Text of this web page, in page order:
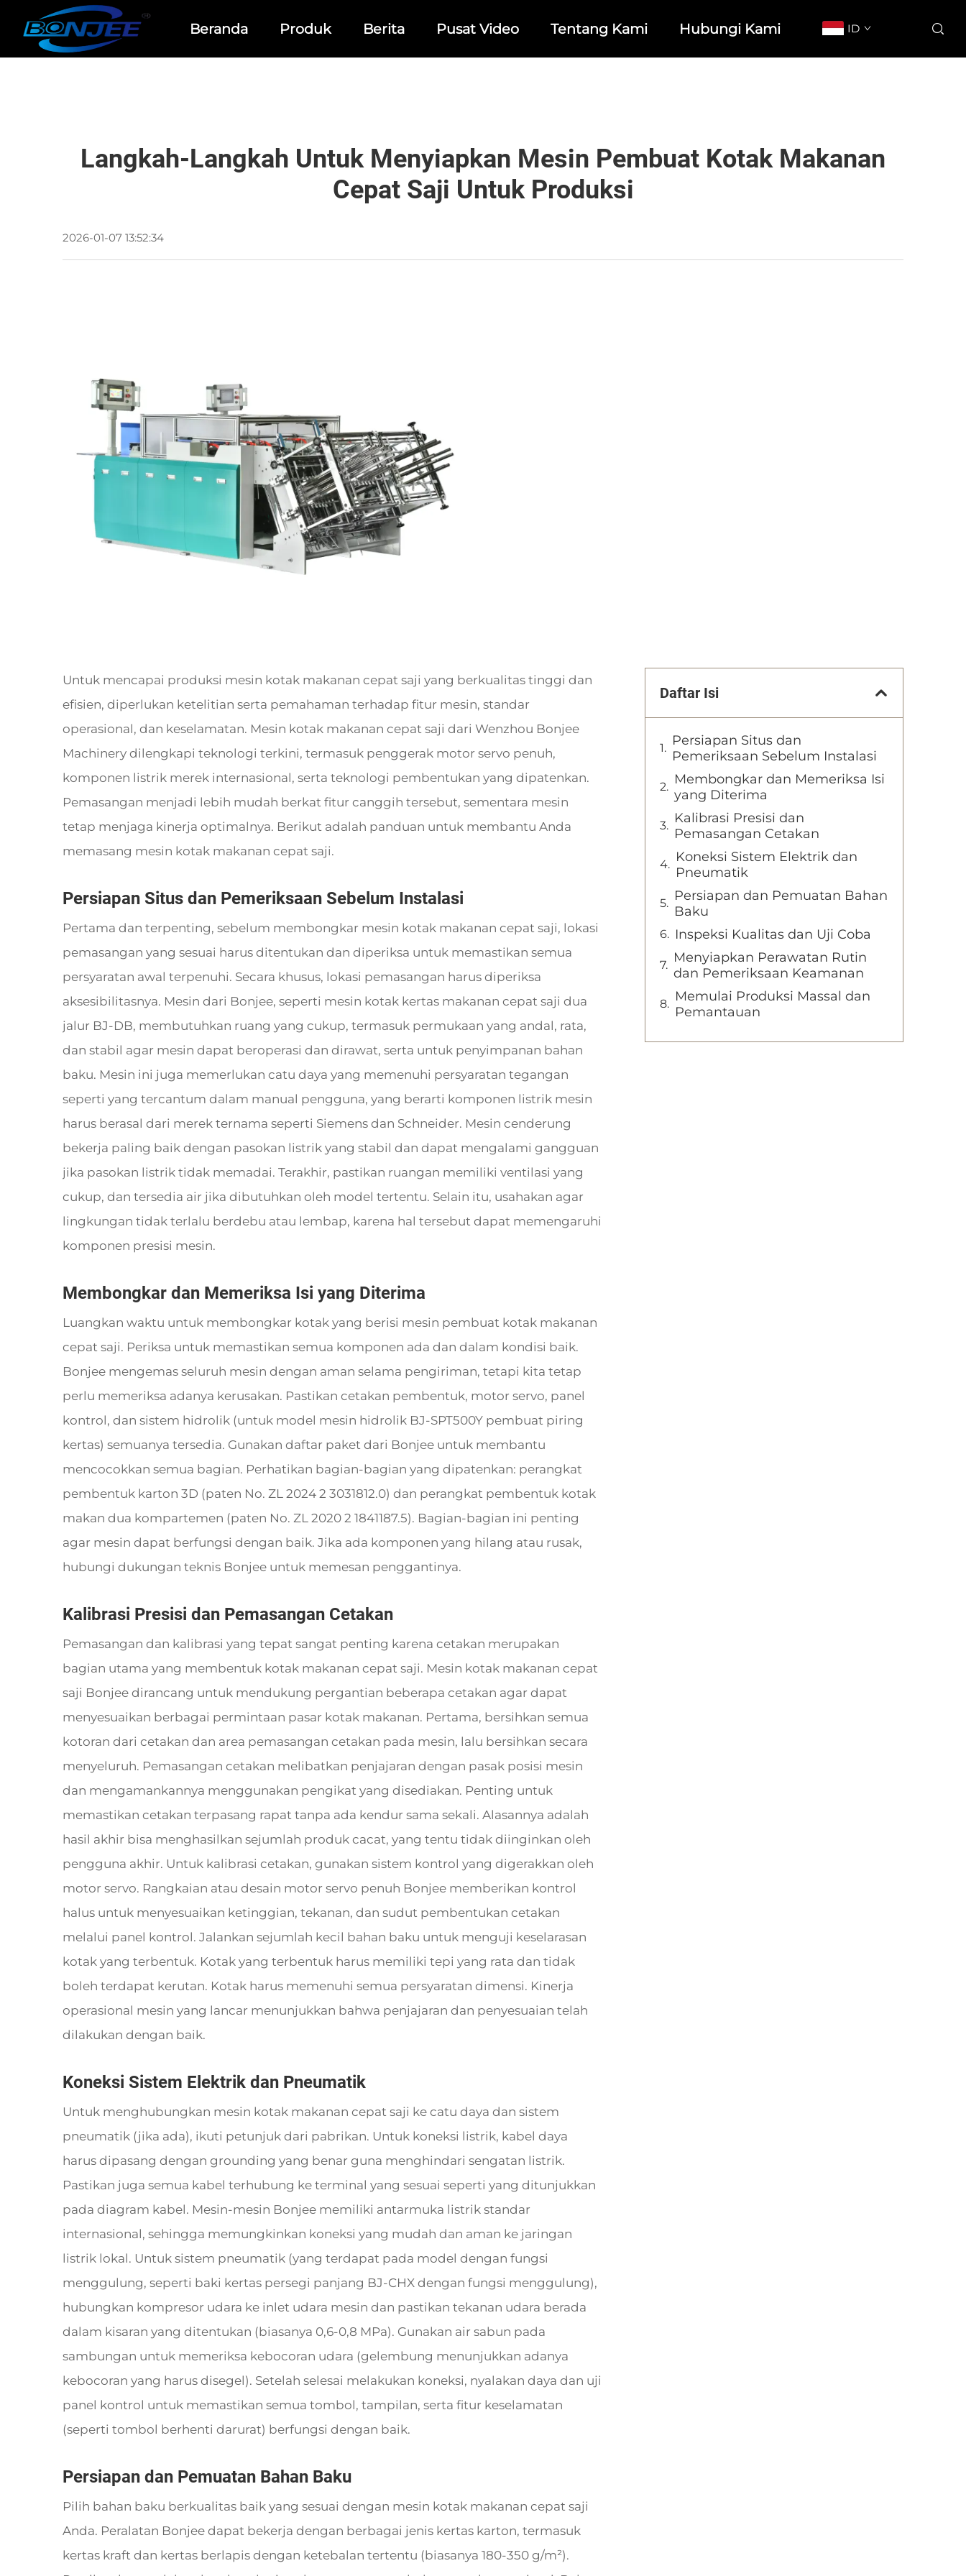
Beranda Produk Berita Pusat Video Tentang Kami Hubungi Kami ID
Langkah-Langkah Untuk Menyiapkan Mesin Pembuat Kotak Makanan
Cepat Saji Untuk Produksi
2026-01-07 13:52:34
Untuk mencapai produksi mesin kotak makanan cepat saji yang berkualitas tinggi dan
efisien, diperlukan ketelitian serta pemahaman terhadap fitur mesin, standar
operasional, dan keselamatan. Mesin kotak makanan cepat saji dari Wenzhou Bonjee
Machinery dilengkapi teknologi terkini, termasuk penggerak motor servo penuh,
komponen listrik merek internasional, serta teknologi pembentukan yang dipatenkan.
Pemasangan menjadi lebih mudah berkat fitur canggih tersebut, sementara mesin
tetap menjaga kinerja optimalnya. Berikut adalah panduan untuk membantu Anda
memasang mesin kotak makanan cepat saji.
Persiapan Situs dan Pemeriksaan Sebelum Instalasi
Pertama dan terpenting, sebelum membongkar mesin kotak makanan cepat saji, lokasi
pemasangan yang sesuai harus ditentukan dan diperiksa untuk memastikan semua
persyaratan awal terpenuhi. Secara khusus, lokasi pemasangan harus diperiksa
aksesibilitasnya. Mesin dari Bonjee, seperti mesin kotak kertas makanan cepat saji dua
jalur BJ-DB, membutuhkan ruang yang cukup, termasuk permukaan yang andal, rata,
dan stabil agar mesin dapat beroperasi dan dirawat, serta untuk penyimpanan bahan
baku. Mesin ini juga memerlukan catu daya yang memenuhi persyaratan tegangan
seperti yang tercantum dalam manual pengguna, yang berarti komponen listrik mesin
harus berasal dari merek ternama seperti Siemens dan Schneider. Mesin cenderung
bekerja paling baik dengan pasokan listrik yang stabil dan dapat mengalami gangguan
jika pasokan listrik tidak memadai. Terakhir, pastikan ruangan memiliki ventilasi yang
cukup, dan tersedia air jika dibutuhkan oleh model tertentu. Selain itu, usahakan agar
lingkungan tidak terlalu berdebu atau lembap, karena hal tersebut dapat memengaruhi
komponen presisi mesin.
Membongkar dan Memeriksa Isi yang Diterima
Luangkan waktu untuk membongkar kotak yang berisi mesin pembuat kotak makanan
cepat saji. Periksa untuk memastikan semua komponen ada dan dalam kondisi baik.
Bonjee mengemas seluruh mesin dengan aman selama pengiriman, tetapi kita tetap
perlu memeriksa adanya kerusakan. Pastikan cetakan pembentuk, motor servo, panel
kontrol, dan sistem hidrolik (untuk model mesin hidrolik BJ-SPT500Y pembuat piring
kertas) semuanya tersedia. Gunakan daftar paket dari Bonjee untuk membantu
mencocokkan semua bagian. Perhatikan bagian-bagian yang dipatenkan: perangkat
pembentuk karton 3D (paten No. ZL 2024 2 3031812.0) dan perangkat pembentuk kotak
makan dua kompartemen (paten No. ZL 2020 2 1841187.5). Bagian-bagian ini penting
agar mesin dapat berfungsi dengan baik. Jika ada komponen yang hilang atau rusak,
hubungi dukungan teknis Bonjee untuk memesan penggantinya.
Kalibrasi Presisi dan Pemasangan Cetakan
Pemasangan dan kalibrasi yang tepat sangat penting karena cetakan merupakan
bagian utama yang membentuk kotak makanan cepat saji. Mesin kotak makanan cepat
saji Bonjee dirancang untuk mendukung pergantian beberapa cetakan agar dapat
menyesuaikan berbagai permintaan pasar kotak makanan. Pertama, bersihkan semua
kotoran dari cetakan dan area pemasangan cetakan pada mesin, lalu bersihkan secara
menyeluruh. Pemasangan cetakan melibatkan penjajaran dengan pasak posisi mesin
dan mengamankannya menggunakan pengikat yang disediakan. Penting untuk
memastikan cetakan terpasang rapat tanpa ada kendur sama sekali. Alasannya adalah
hasil akhir bisa menghasilkan sejumlah produk cacat, yang tentu tidak diinginkan oleh
pengguna akhir. Untuk kalibrasi cetakan, gunakan sistem kontrol yang digerakkan oleh
motor servo. Rangkaian atau desain motor servo penuh Bonjee memberikan kontrol
halus untuk menyesuaikan ketinggian, tekanan, dan sudut pembentukan cetakan
melalui panel kontrol. Jalankan sejumlah kecil bahan baku untuk menguji keselarasan
kotak yang terbentuk. Kotak yang terbentuk harus memiliki tepi yang rata dan tidak
boleh terdapat kerutan. Kotak harus memenuhi semua persyaratan dimensi. Kinerja
operasional mesin yang lancar menunjukkan bahwa penjajaran dan penyesuaian telah
dilakukan dengan baik.
Koneksi Sistem Elektrik dan Pneumatik
Untuk menghubungkan mesin kotak makanan cepat saji ke catu daya dan sistem
pneumatik (jika ada), ikuti petunjuk dari pabrikan. Untuk koneksi listrik, kabel daya
harus dipasang dengan grounding yang benar guna menghindari sengatan listrik.
Pastikan juga semua kabel terhubung ke terminal yang sesuai seperti yang ditunjukkan
pada diagram kabel. Mesin-mesin Bonjee memiliki antarmuka listrik standar
internasional, sehingga memungkinkan koneksi yang mudah dan aman ke jaringan
listrik lokal. Untuk sistem pneumatik (yang terdapat pada model dengan fungsi
menggulung, seperti baki kertas persegi panjang BJ-CHX dengan fungsi menggulung),
hubungkan kompresor udara ke inlet udara mesin dan pastikan tekanan udara berada
dalam kisaran yang ditentukan (biasanya 0,6-0,8 MPa). Gunakan air sabun pada
sambungan untuk memeriksa kebocoran udara (gelembung menunjukkan adanya
kebocoran yang harus disegel). Setelah selesai melakukan koneksi, nyalakan daya dan uji
panel kontrol untuk memastikan semua tombol, tampilan, serta fitur keselamatan
(seperti tombol berhenti darurat) berfungsi dengan baik.
Persiapan dan Pemuatan Bahan Baku
Pilih bahan baku berkualitas baik yang sesuai dengan mesin kotak makanan cepat saji
Anda. Peralatan Bonjee dapat bekerja dengan berbagai jenis kertas karton, termasuk
kertas kraft dan kertas berlapis dengan ketebalan tertentu (biasanya 180-350 g/m²).
Daftar Isi
Persiapan Situs dan
Pemeriksaan Sebelum Instalasi
Membongkar dan Memeriksa Isi
yang Diterima
Kalibrasi Presisi dan
Pemasangan Cetakan
Koneksi Sistem Elektrik dan
Pneumatik
Persiapan dan Pemuatan Bahan
Baku
Inspeksi Kualitas dan Uji Coba
Menyiapkan Perawatan Rutin
dan Pemeriksaan Keamanan
Memulai Produksi Massal dan
Pemantauan